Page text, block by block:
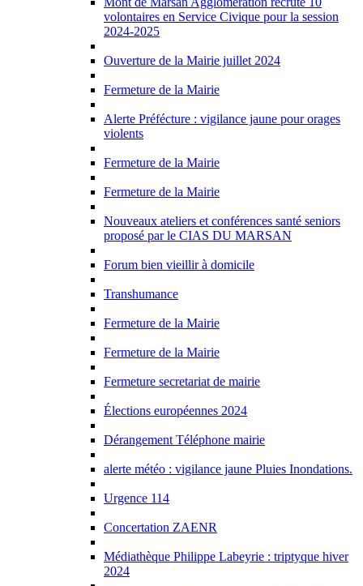
volontaires en Service Civique pour la session
2024-2025
Ouverture de la Mairie juillet 2024
Fermeture de la Mairie
Alerte Préfécture : vigilance jaune pour orages
violents
Fermeture de la Mairie
Fermeture de la Mairie
Nouveaux ateliers et conférences santé seniors
proposé par le CIAS DU MARSAN
Forum bien vieillir à domicile
Transhumance
Fermeture de la Mairie
Fermeture de la Mairie
Fermeture secretariat de mairie
Élections européennes 2024
Dérangement Téléphone mairie
alerte météo : vigilance jaune Pluies Inondations.
Urgence 114
Concertation ZAENR
Médiathèque Philippe Labeyrie : triptyque hiver
2024